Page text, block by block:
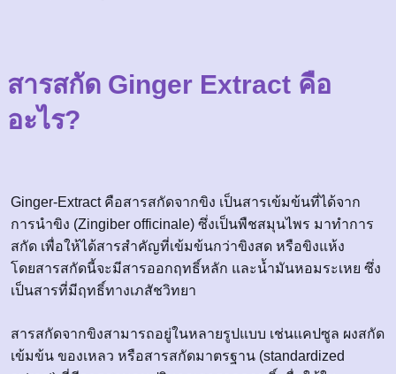
สารสกัด Ginger Extract คือ
อะไร?
Ginger-Extract คือสารสกัดจากขิง เป็นสารเข้มข้นที่ได้จาก
การนำขิง (Zingiber officinale) ซึ่งเป็นพืชสมุนไพร มาทำการ
สกัด เพื่อให้ได้สารสำคัญที่เข้มข้นกว่าขิงสด หรือขิงแห้ง
โดยสารสกัดนี้จะมีสารออกฤทธิ์หลัก และน้ำมันหอมระเหย ซึ่ง
เป็นสารที่มีฤทธิ์ทางเภสัชวิทยา
สารสกัดจากขิงสามารถอยู่ในหลายรูปแบบ เช่นแคปซูล ผงสกัด
เข้มข้น ของเหลว หรือสารสกัดมาตรฐาน (standardized